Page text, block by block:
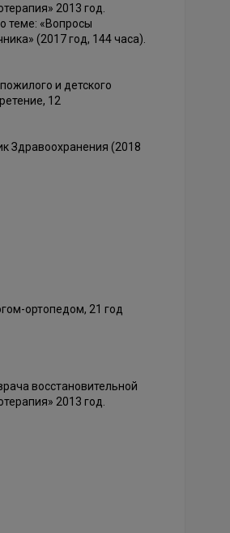
2013 год.
теме: «Вопросы
(2017 год, 144 часа).
и детского
12
Здравоохранения (2018
ортопедом, 21 год
восстановительной
2013 год.